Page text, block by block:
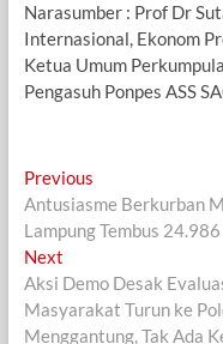
Narasumber : Prof Dr
Internasional, Ekonom
Ketua Umum
Pengasuh Ponpes ASS
Navigasi
pos
PreviousPrevious
post:
Antusiasme Berkurban
Lampung Tembus
NextNext
post:
Aksi Demo Desak
Masyarakat Turun ke
Menggantung, Tak Ada